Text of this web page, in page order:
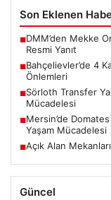
Son Eklenen
■DMM’den Mekke
Resmi Yanıt
■Bahçelievler’de 4
Önlemleri
■Sörloth Transfer
Mücadelesi
■Mersin’de
Yaşam Mücadelesi
■Açık Alan
Güncel